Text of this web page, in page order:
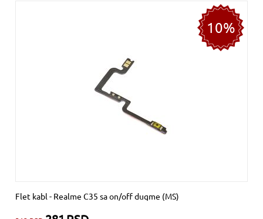
10%
Flet kabl - Realme C35 sa on/off dugme (MS)